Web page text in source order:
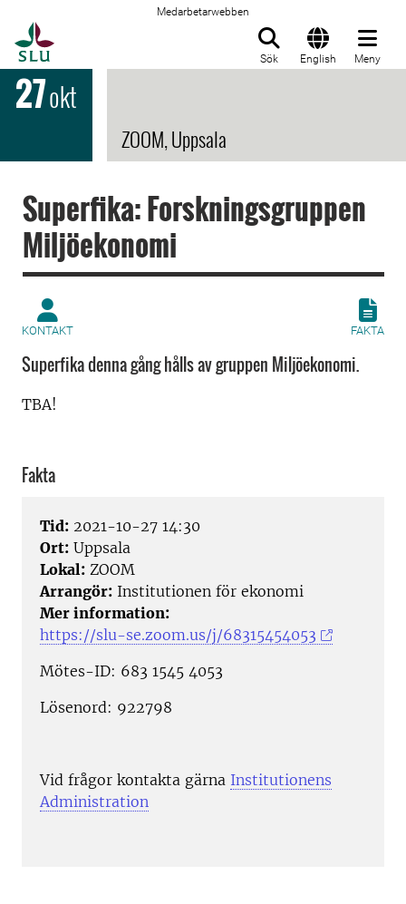
Medarbetarwebben
Sök English Meny
27okt
ZOOM, Uppsala
Superfika: Forskningsgruppen
Miljöekonomi
KONTAKT FAKTA
Superfika denna gång hålls av gruppen Miljöekonomi.
TBA!
Fakta
Tid: 2021-10-27 14:30
Ort: Uppsala
Lokal: ZOOM
Arrangör: Institutionen för ekonomi
Mer information:
https://slu-se.zoom.us/j/68315454053
Mötes-ID: 683 1545 4053
Lösenord: 922798
Vid frågor kontakta gärna Institutionens
Administration